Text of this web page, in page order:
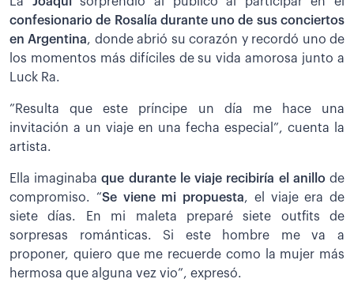
confesionario de Rosalía durante uno de sus conciertos
en Argentina, donde abrió su corazón y recordó uno de
los momentos más difíciles de su vida amorosa junto a
Luck Ra.
”Resulta que este príncipe un día me hace una
invitación a un viaje en una fecha especial”, cuenta la
artista.
Ella imaginabaque durante le viaje recibiría el anillode
compromiso. “Se viene mi propuesta, el viaje era de
siete días. En mi maleta preparé siete outfits de
sorpresas románticas. Si este hombre me va a
proponer, quiero que me recuerde como la mujer más
hermosa que alguna vez vio”, expresó.